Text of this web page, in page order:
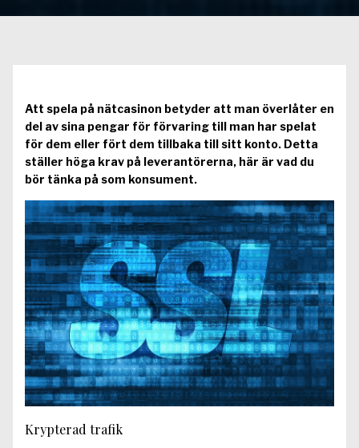
Att spela på nätcasinon betyder att man överlåter en
del av sina pengar för förvaring till man har spelat
för dem eller fört dem tillbaka till sitt konto. Detta
ställer höga krav på leverantörerna, här är vad du
bör tänka på som konsument.
Krypterad trafik